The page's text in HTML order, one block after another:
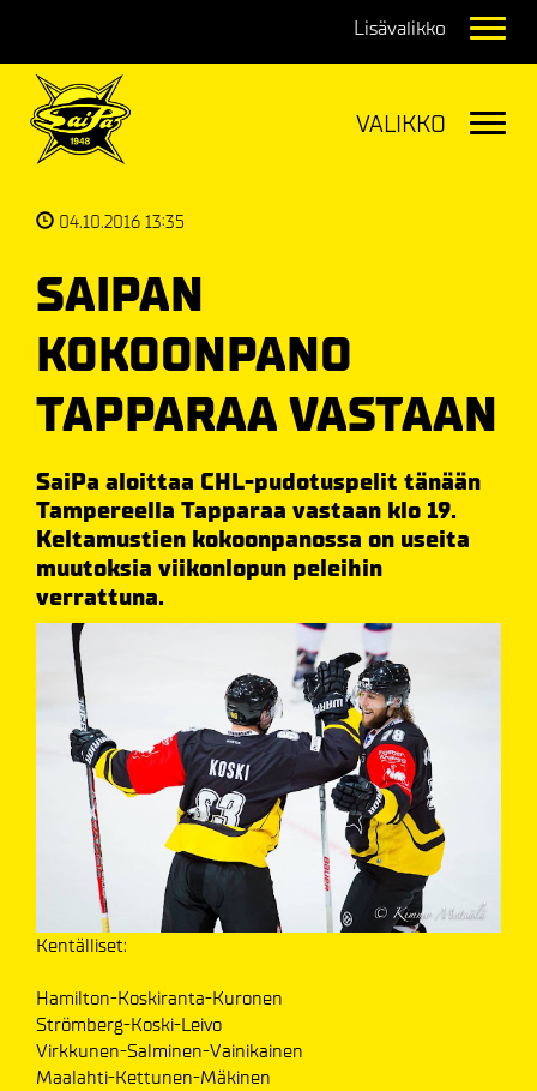
04.10.2016 13:35
SAIPAN
KOKOONPANO
TAPPARAA VASTAAN
SaiPa aloittaa CHL-pudotuspelit tänään
Tampereella Tapparaa vastaan klo 19.
Keltamustien kokoonpanossa on useita
muutoksia viikonlopun peleihin
verrattuna.
Kentälliset:
Hamilton-Koskiranta-Kuronen
Strömberg-Koski-Leivo
Virkkunen-Salminen-Vainikainen
Maalahti-Kettunen-Mäkinen